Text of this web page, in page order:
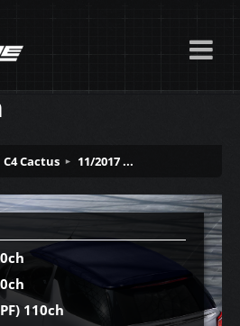
C4 Cactus 11/2017 ...
110ch